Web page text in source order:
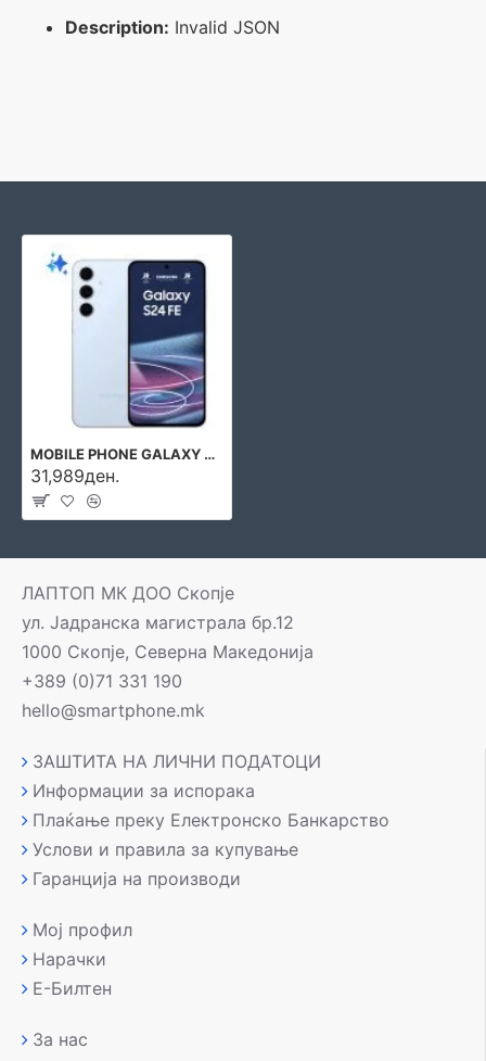
Description: Invalid JSON
MOBILE PHONE GALAXY S24 FE/128GB BLUE SM-S721B SAMSUNG
31,989ден.
ЛАПТОП МК ДОО Скопје
ул. Јадранска магистрала бр.12
1000 Скопје, Северна Македонија
+389 (0)71 331 190
hello@smartphone.mk
ЗАШТИТА НА ЛИЧНИ ПОДАТОЦИ
Информации за испорака
Плаќање преку Електронско Банкарство
Услови и правила за купување
Гаранција на производи
Мој профил
Нарачки
Е-Билтен
За нас